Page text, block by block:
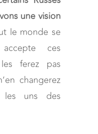
une vision
le monde se
ces
ferez pas
changerez
les uns des